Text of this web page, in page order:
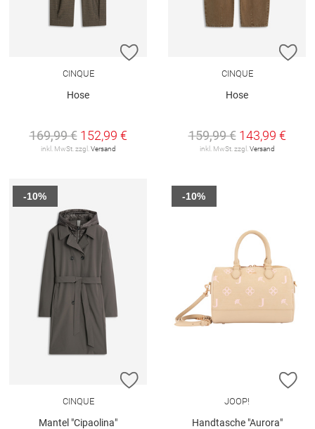
ZUR WUNSCHLISTE HINZUFÜGEN
CINQUE
Hose
169,99 € 152,99 €
inkl. MwSt. zzgl.Versand
CINQUE
Hose
159,99 € 143,99 €
inkl. MwSt. zzgl.Versand
ZUR WUNSCHLISTE HINZUFÜGEN
CINQUE
Mantel "Cipaolina"
-10%
JOOP!
Handtasche "Aurora"
-10%